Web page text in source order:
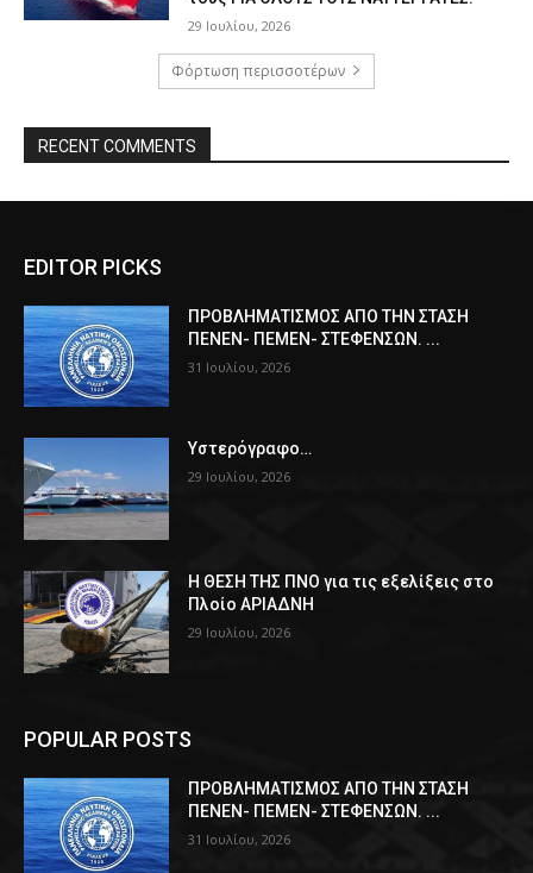
29 Ιουλίου, 2026
Φόρτωση περισσοτέρων
RECENT COMMENTS
EDITOR PICKS
ΠPOΒΛΗΜΑΤΙΣΜΟΣ ΑΠΟ ΤΗΝ ΣΤΑΣΗ
ΠΕΝΕΝ- ΠΕΜΕΝ- ΣΤΕΦΕΝΣΩΝ. ...
31 Ιουλίου, 2026
Υστερόγραφο…
29 Ιουλίου, 2026
Η ΘΕΣΗ ΤΗΣ ΠΝΟ για τις εξελίξεις στο
Πλοίο ΑΡΙΑΔΝΗ
29 Ιουλίου, 2026
POPULAR POSTS
ΠPOΒΛΗΜΑΤΙΣΜΟΣ ΑΠΟ ΤΗΝ ΣΤΑΣΗ
ΠΕΝΕΝ- ΠΕΜΕΝ- ΣΤΕΦΕΝΣΩΝ. ...
31 Ιουλίου, 2026